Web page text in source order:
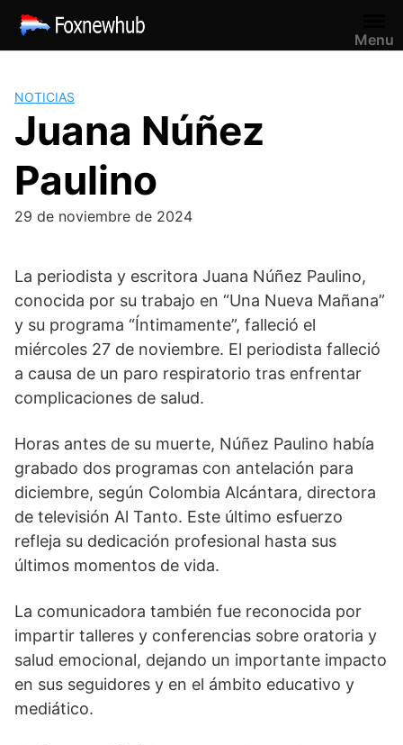
Saltar
contenido
Menu
NOTICIAS
Juana Núñez
Paulino
29 de noviembre de 2024
La periodista y escritora Juana Núñez Paulino,
conocida por su trabajo en “Una Nueva Mañana”
y su programa “Íntimamente”, falleció el
miércoles 27 de noviembre. El periodista falleció
a causa de un paro respiratorio tras enfrentar
complicaciones de salud.
Horas antes de su muerte, Núñez Paulino había
grabado dos programas con antelación para
diciembre, según Colombia Alcántara, directora
de televisión Al Tanto. Este último esfuerzo
refleja su dedicación profesional hasta sus
últimos momentos de vida.
La comunicadora también fue reconocida por
impartir talleres y conferencias sobre oratoria y
salud emocional, dejando un importante impacto
en sus seguidores y en el ámbito educativo y
mediático.